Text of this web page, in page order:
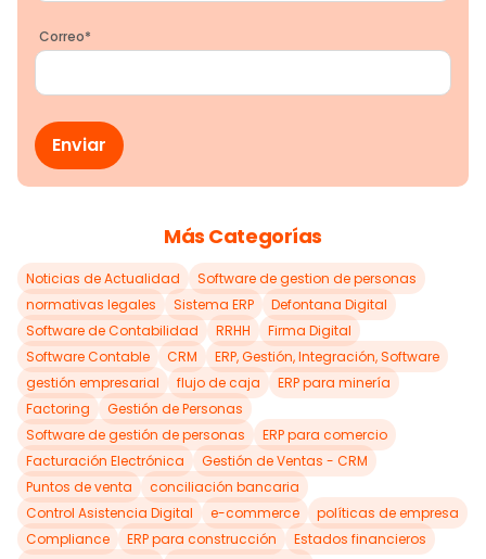
Correo*
Más Categorías
Noticias de Actualidad
Software de gestion de personas
normativas legales
Sistema ERP
Defontana Digital
Software de Contabilidad
RRHH
Firma Digital
Software Contable
CRM
ERP, Gestión, Integración, Software
gestión empresarial
flujo de caja
ERP para minería
Factoring
Gestión de Personas
Software de gestión de personas
ERP para comercio
Facturación Electrónica
Gestión de Ventas - CRM
Puntos de venta
conciliación bancaria
Control Asistencia Digital
e-commerce
políticas de empresa
Compliance
ERP para construcción
Estados financieros